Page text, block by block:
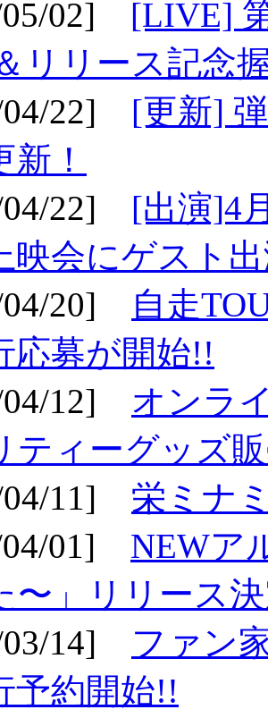
05/02] [LIVE]
リリース記念
04/22] [更新]
新！
04/22] [出演]4
映会にゲスト
04/20]
自走
応募が開始!!
04/12] オンラ
ティーグッズ
04/11] 栄ミナ
04/01] NEWア
〜」リリース
03/14] ファン
予約開始!!